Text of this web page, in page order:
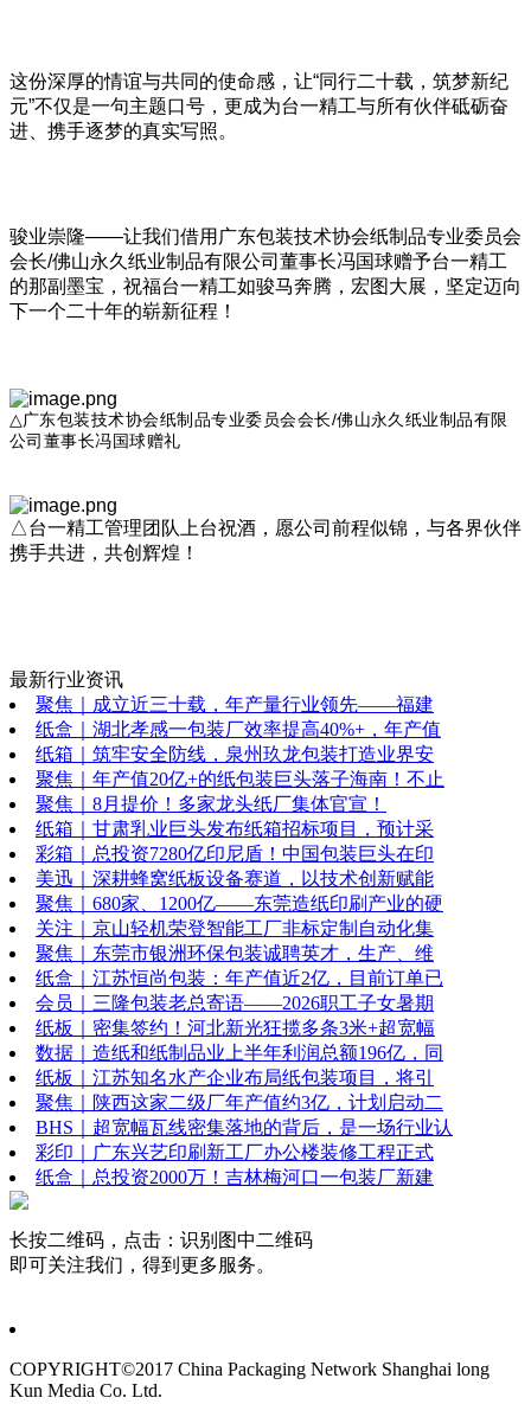
这份深厚的情谊与共同的使命感，让“同行二十载，筑梦新纪
元”不仅是一句主题口号，更成为台一精工与所有伙伴砥砺奋
进、携手逐梦的真实写照。
骏业崇隆——让我们借用广东包装技术协会纸制品专业委员会
会长/佛山永久纸业制品有限公司董事长冯国球赠予台一精工
的那副墨宝，祝福台一精工如骏马奔腾，宏图大展，坚定迈向
下一个二十年的崭新征程！
△广东包装技术协会纸制品专业委员会会长/佛山永久纸业制品有限
公司董事长冯国球赠礼
△台一精工管理团队上台祝酒，愿公司前程似锦，与各界伙伴
携手共进，共创辉煌！
最新行业资讯
聚焦｜成立近三十载，年产量行业领先——福建
纸盒｜湖北孝感一包装厂效率提高40%+，年产值
纸箱｜筑牢安全防线，泉州玖龙包装打造业界安
聚焦｜年产值20亿+的纸包装巨头落子海南！不止
聚焦｜8月提价！多家龙头纸厂集体官宣！
纸箱｜甘肃乳业巨头发布纸箱招标项目，预计采
彩箱｜总投资7280亿印尼盾！中国包装巨头在印
美迅｜深耕蜂窝纸板设备赛道，以技术创新赋能
聚焦｜680家、1200亿——东莞造纸印刷产业的硬
关注｜京山轻机荣登智能工厂非标定制自动化集
聚焦｜东莞市银洲环保包装诚聘英才，生产、维
纸盒｜江苏恒尚包装：年产值近2亿，目前订单已
会员｜三隆包装老总寄语——2026职工子女暑期
纸板｜密集签约！河北新光狂揽多条3米+超宽幅
数据｜造纸和纸制品业上半年利润总额196亿，同
纸板｜江苏知名水产企业布局纸包装项目，将引
聚焦｜陕西这家二级厂年产值约3亿，计划启动二
BHS｜超宽幅瓦线密集落地的背后，是一场行业认
彩印｜广东兴艺印刷新工厂办公楼装修工程正式
纸盒｜总投资2000万！吉林梅河口一包装厂新建
长按二维码，点击：识别图中二维码
即可关注我们，得到更多服务。
COPYRIGHT©2017 China Packaging Network Shanghai long
Kun Media Co. Ltd.